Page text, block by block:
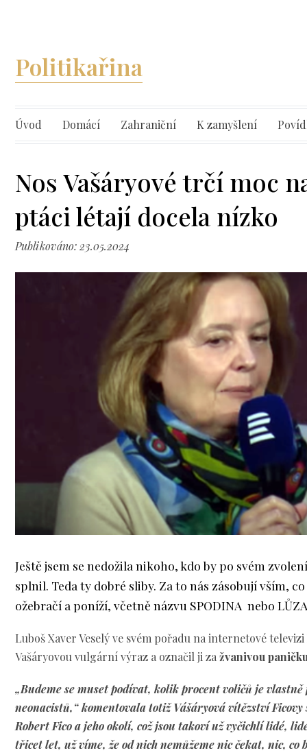
Politikařina
Úvod Domácí Zahraniční K zamyšlení
Nos Vašáryové trčí moc
ptáci létají docela nízko
Publikováno: 23.05.2024
Ještě jsem se nedožila nikoho, kdo by po svém
splnil. Teda ty dobré sliby. Za to nás zásobují vším,
ožebračí a poníží, včetně názvu SPODINA nebo
Luboš Xaver Veselý ve svém pořadu na internetové
Vašáryovou vulgární výraz a označil ji zažvanivou
„Budeme se muset podívat, kolik procent voličů je
neonacistů,“ komentovala totiž Vášáryová vítězství Ficovy
Robert Fico a jeho okolí, což jsou takoví už vyčichlí lidé,
třicet let, už víme, že od nich nemůžeme nic čekat, nic, co